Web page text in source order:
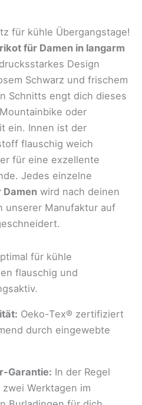
für kühle Übergangstage!
für Damen in langarm
Design
Schwarz und frischem
Schnitts engt dich dieses
oder
ein. Innen ist der
flauschig weich
für eine exzellente
Jedes einzelne
Damen wird nach deinen
unserer Manufaktur auf
für kühle
flauschig und
Oeko-Tex® zertifiziert
durch eingewebte
Garantie: In der Regel
Werktagen im